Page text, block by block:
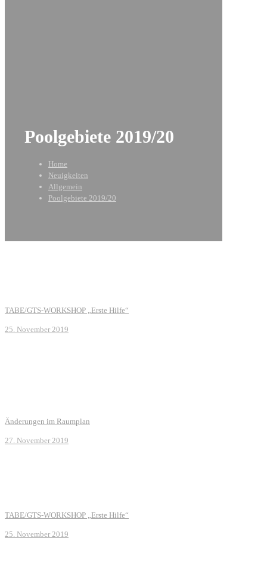
Poolgebiete 2019/20
Home
Neuigkeiten
Allgemein
Poolgebiete 2019/20
TABE/GTS-WORKSHOP „Erste Hilfe“
25. November 2019
Änderungen im Raumplan
27. November 2019
TABE/GTS-WORKSHOP „Erste Hilfe“
25. November 2019